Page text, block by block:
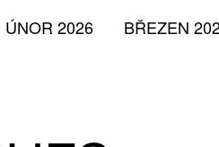
BŘEZEN
ÚNOR 2026